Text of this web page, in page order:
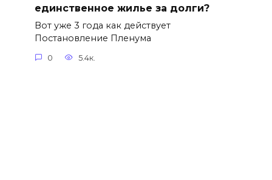
единственное жилье за долги?
Вот уже 3 года как действует
Постановление Пленума
0 5.4к.